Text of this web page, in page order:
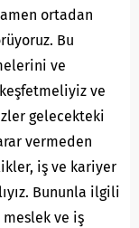
ortadan
Bu
ve
ve
gelecekteki
vermeden
iş ve kariyer
Bununla ilgili
ve iş